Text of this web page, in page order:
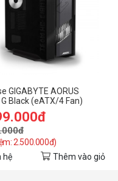
GIGABYTE AORUS
Black (eATX/4 Fan)
2.500.000đ)
hệ Thêm vào giỏ